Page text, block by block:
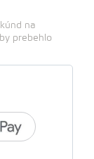
na
prebehlo